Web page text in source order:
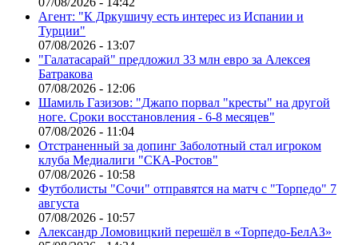
Агент: "К Дркушичу есть интерес из Испании и
Турции"
07/08/2026 - 13:07
"Галатасарай" предложил 33 млн евро за Алексея
Батракова
07/08/2026 - 12:06
Шамиль Газизов: "Джапо порвал "кресты" на другой
ноге. Сроки восстановления - 6-8 месяцев"
07/08/2026 - 11:04
Отстраненный за допинг Заболотный стал игроком
клуба Медиалиги "СКА-Ростов"
07/08/2026 - 10:58
Футболисты "Сочи" отправятся на матч с "Торпедо" 7
августа
07/08/2026 - 10:57
Александр Ломовицкий перешёл в «Торпедо-БелАЗ»